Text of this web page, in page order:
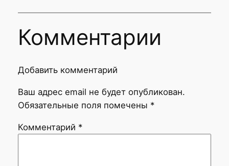
Комментарии
Добавить комментарий
Ваш адрес email не будет опубликован.
Обязательные поля помечены *
Комментарий *